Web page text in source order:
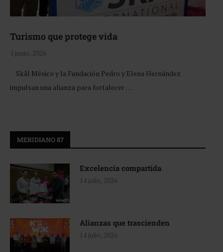
Turismo que protege vida
1 junio, 2026
Skål México y la Fundación Pedro y Elena Hernández
impulsan una alianza para fortalecer …
MERIDIANO 87
Excelencia compartida
14 julio, 2026
Alianzas que trascienden
14 julio, 2026